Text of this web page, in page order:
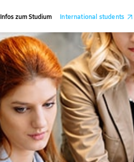
Infos zum Studium International students